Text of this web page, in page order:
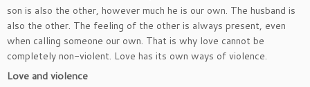
son is also the other, however much he is our own. The husband is
also the other. The feeling of the other is always present, even
when calling someone our own. That is why love cannot be
completely non-violent. Love has its own ways of violence.
Love and violence